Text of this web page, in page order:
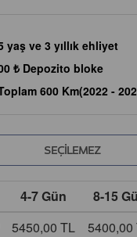
yaş ve 3 yıllık ehliyet
₺ Depozito bloke
600 Km(2022 -
4-7 Gün 8-15
5450,00 TL 5400,00